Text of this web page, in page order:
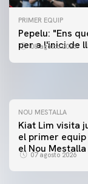
PRIMER EQUIP
Pepelu: "Ens
per a l'inici de
08 agosto 2026
PRIMER EQUIP
📸
PRIMER EQUIP
MESTALLA 📍
NOU MESTALLA
Kiat Lim visita
el primer
el Nou Mestalla
07 agosto 2026